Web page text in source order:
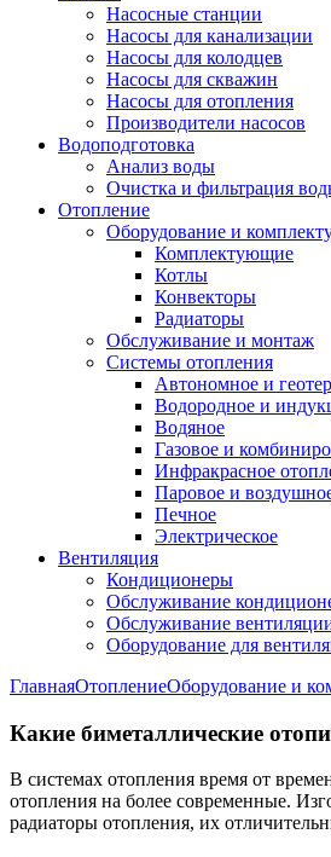
Насосные станции
Насосы для канализации
Насосы для колодцев
Насосы для скважин
Насосы для отопления
Производители насосов
Водоподготовка
Анализ воды
Очистка и фильтрация
Отопление
Оборудование и
Комплектующие
Котлы
Конвекторы
Радиаторы
Обслуживание и монтаж
Системы отопления
Автономное и
Водородное и
Водяное
Газовое и
Инфракрасное
Паровое и
Печное
Электрическое
Вентиляция
Кондиционеры
Обслуживание
Обслуживание
Оборудование для
ГлавнаяОтоплениеОборудование и
Какие биметаллические
В системах отопления время от
отопления на более современные.
радиаторы отопления, их